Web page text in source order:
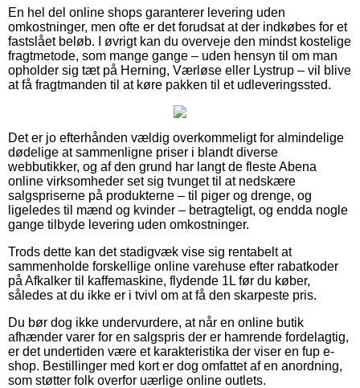
En hel del online shops garanterer levering uden
omkostninger, men ofte er det forudsat at der indkøbes for et
fastslået beløb. I øvrigt kan du overveje den mindst kostelige
fragtmetode, som mange gange – uden hensyn til om man
opholder sig tæt på Herning, Værløse eller Lystrup – vil blive
at få fragtmanden til at køre pakken til et udleveringssted.
Det er jo efterhånden vældig overkommeligt for almindelige
dødelige at sammenligne priser i blandt diverse
webbutikker, og af den grund har langt de fleste Abena
online virksomheder set sig tvunget til at nedskære
salgspriserne på produkterne – til piger og drenge, og
ligeledes til mænd og kvinder – betragteligt, og endda nogle
gange tilbyde levering uden omkostninger.
Trods dette kan det stadigvæk vise sig rentabelt at
sammenholde forskellige online varehuse efter rabatkoder
på Afkalker til kaffemaskine, flydende 1L før du køber,
således at du ikke er i tvivl om at få den skarpeste pris.
Du bør dog ikke undervurdere, at når en online butik
afhænder varer for en salgspris der er hamrende fordelagtig,
er det undertiden være et karakteristika der viser en fup e-
shop. Bestillinger med kort er dog omfattet af en anordning,
som støtter folk overfor uærlige online outlets.